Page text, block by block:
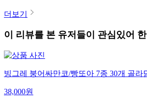
더보기
이 리뷰를 본 유저들이 관심있어
빙그레 붕어싸만코/빵또아 7종 30개 골라
38,000원